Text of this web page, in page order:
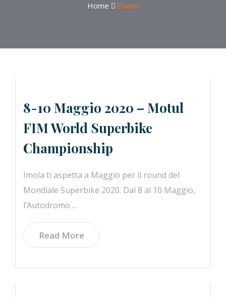
Home Eventi
8-10 Maggio 2020 – Motul
FIM World Superbike
Championship
Imola ti aspetta a Maggio per il round del
Mondiale Superbike 2020. Dal 8 al 10 Maggio,
l’Autodromo ...
Read More